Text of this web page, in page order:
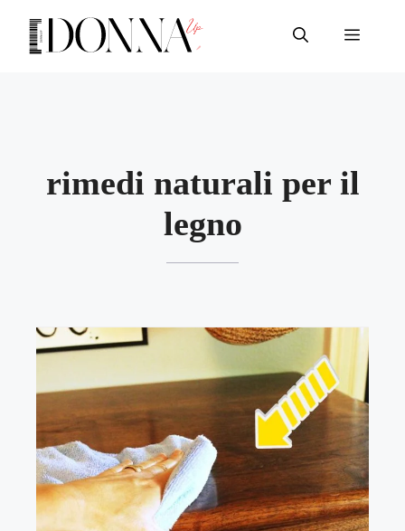
contenuto
Menu
rimedi naturali per il
legno